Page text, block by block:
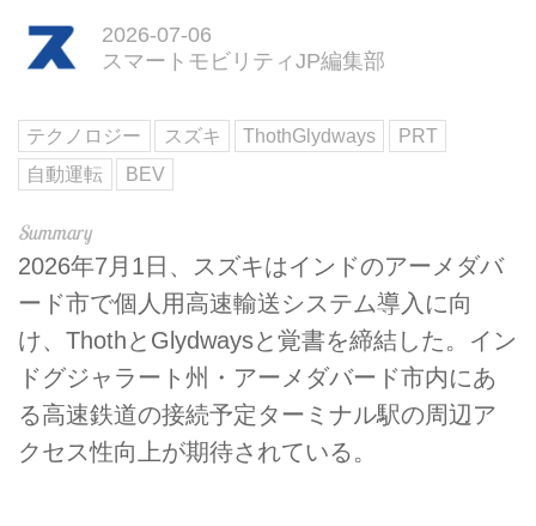
2026-07-06
スマートモビリティJP編集部
テクノロジー スズキ ThothGlydways
PRT
自動運転
BEV
2026年7月1日、スズキはインドのアーメダバ
ード市で個人用高速輸送システム導入に向
け、ThothとGlydwaysと覚書を締結した。イン
ドグジャラート州・アーメダバード市内にあ
る高速鉄道の接続予定ターミナル駅の周辺ア
クセス性向上が期待されている。